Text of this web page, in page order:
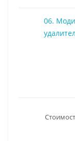
06.